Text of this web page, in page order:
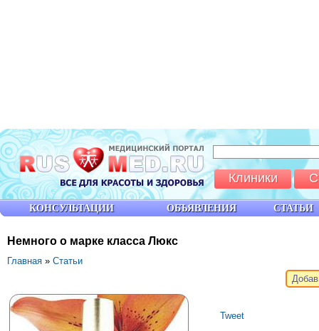
Немного о марке класса Люкс
Главная » Статьи
Tweet
КОНСУЛЬТАЦИИ ОБЪЯВЛЕНИЯ СТАТЬИ
Клиники